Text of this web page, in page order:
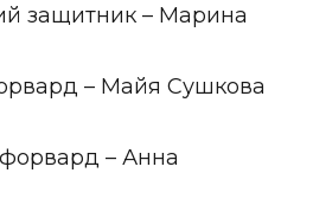
защитник – Марина
– Майя Сушкова
– Анна